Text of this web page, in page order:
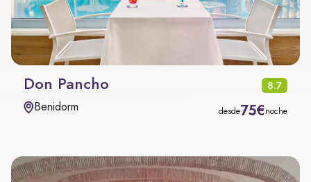
Don Pancho 8.7
Benidorm desde75€noche